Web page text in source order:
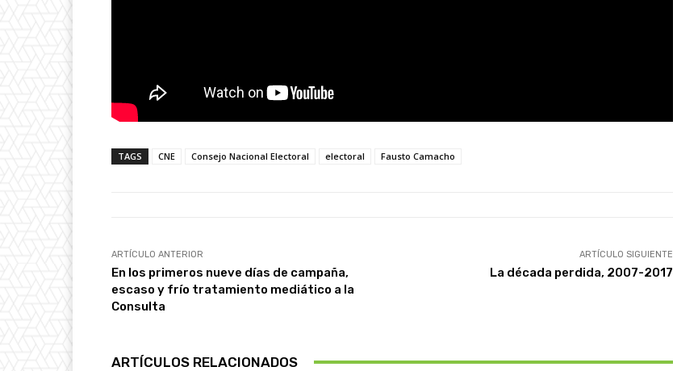
TAGS CNE Consejo Nacional Electoral electoral Fausto Camacho
ARTÍCULO ANTERIOR
En los primeros nueve días de campaña,
escaso y frío tratamiento mediático a la
Consulta
ARTÍCULO SIGUIENTE
La década perdida, 2007-2017
ARTÍCULOS RELACIONADOS